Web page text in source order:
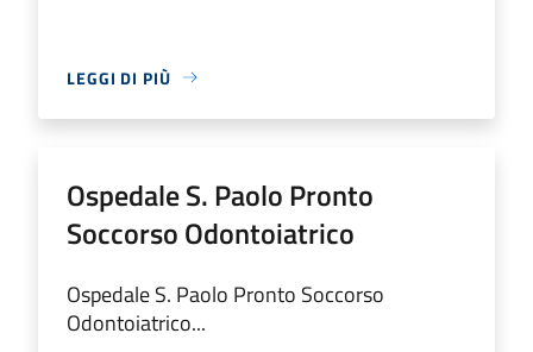
LEGGI DI PIÙ
Ospedale S. Paolo Pronto
Soccorso Odontoiatrico
Ospedale S. Paolo Pronto Soccorso
Odontoiatrico...